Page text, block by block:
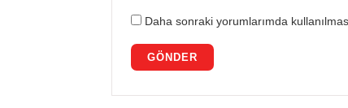
Daha sonraki yorumlarımda